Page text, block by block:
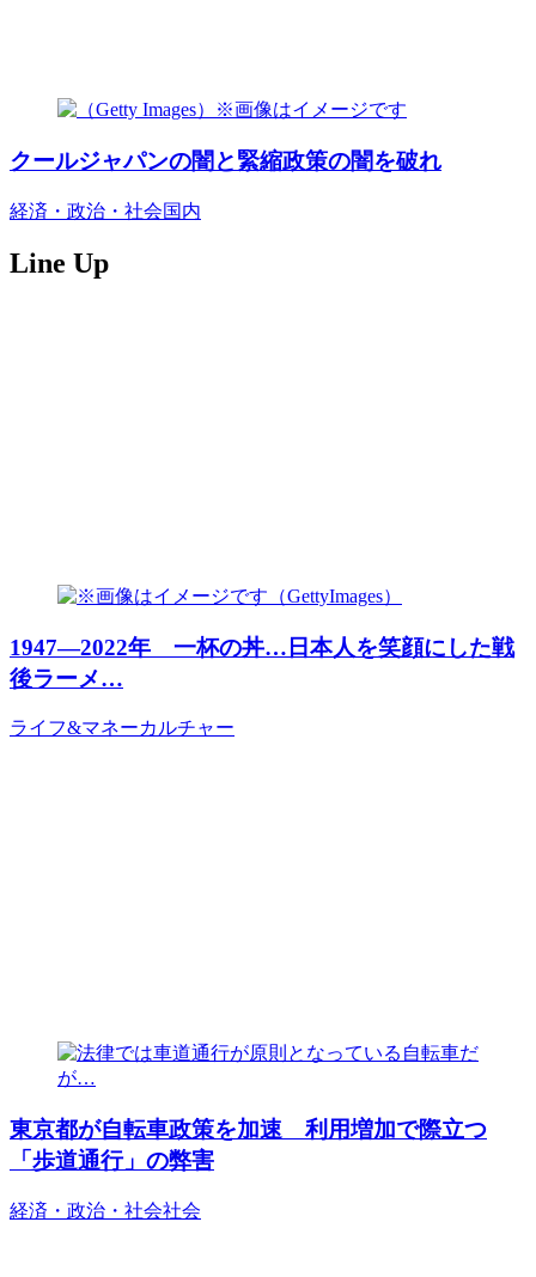
クールジャパンの闇と緊縮政策の闇を破れ
経済・政治・社会国内
Line Up
1947―2022年 一杯の丼…日本人を笑顔にした戦
後ラーメ…
ライフ&マネーカルチャー
東京都が自転車政策を加速 利用増加で際立つ
「歩道通行」の弊害
経済・政治・社会社会